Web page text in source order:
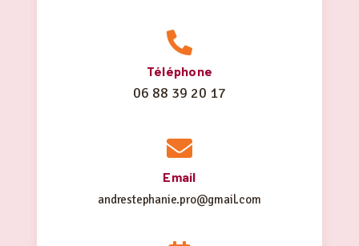
Téléphone
06 88 39 20 17
Email
andrestephanie.pro@gmail.com